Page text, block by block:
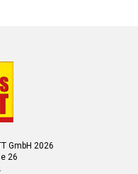
GmbH 2026
26